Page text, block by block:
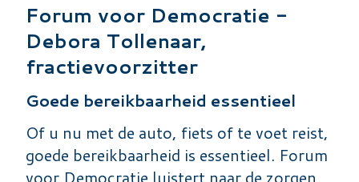
Forum voor Democratie -
Debora Tollenaar,
fractievoorzitter
Goede bereikbaarheid essentieel
Of u nu met de auto, fiets of te voet reist,
goede bereikbaarheid is essentieel. Forum
voor Democratie luistert naar de zorgen